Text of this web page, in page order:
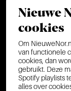
VRIJDAG
09
BARN
Album
NIEUWE
Nieuwe
cookies
Om
van functionele
cookies, dan
gebruikt. Deze
Spotify playlists
alles over